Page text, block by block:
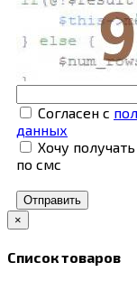
Согласен с
данных
Хочу
по смс
Отправить
×
Список товаров